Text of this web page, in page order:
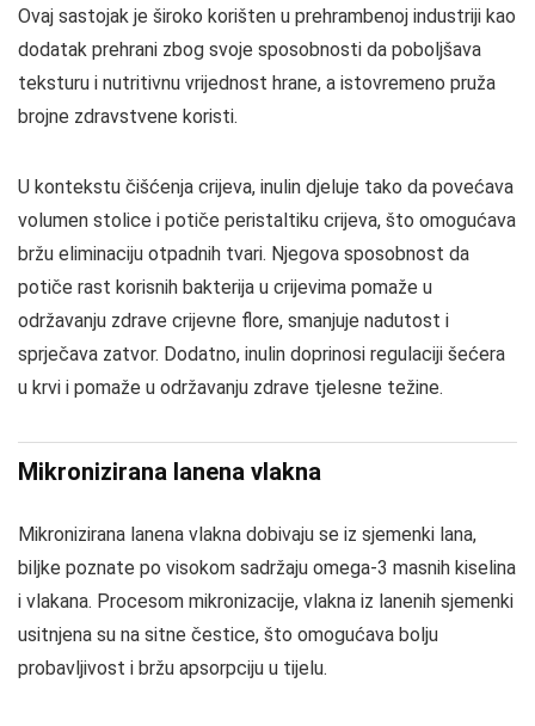
Ovaj sastojak je široko korišten u prehrambenoj industriji kao
dodatak prehrani zbog svoje sposobnosti da poboljšava
teksturu i nutritivnu vrijednost hrane, a istovremeno pruža
brojne zdravstvene koristi.
U kontekstu čišćenja crijeva, inulin djeluje tako da povećava
volumen stolice i potiče peristaltiku crijeva, što omogućava
bržu eliminaciju otpadnih tvari. Njegova sposobnost da
potiče rast korisnih bakterija u crijevima pomaže u
održavanju zdrave crijevne flore, smanjuje nadutost i
sprječava zatvor. Dodatno, inulin doprinosi regulaciji šećera
u krvi i pomaže u održavanju zdrave tjelesne težine.
Mikronizirana lanena vlakna
Mikronizirana lanena vlakna dobivaju se iz sjemenki lana,
biljke poznate po visokom sadržaju omega-3 masnih kiselina
i vlakana. Procesom mikronizacije, vlakna iz lanenih sjemenki
usitnjena su na sitne čestice, što omogućava bolju
probavljivost i bržu apsorpciju u tijelu.